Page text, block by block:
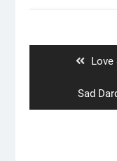
Love
Next
post:
Sad